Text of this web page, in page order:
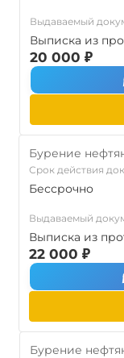
Выдаваемый
Выписка из
20 000 ₽
Бурение
Срок действия
Бессрочно
Выдаваемый
Выписка из
22 000 ₽
Бурение